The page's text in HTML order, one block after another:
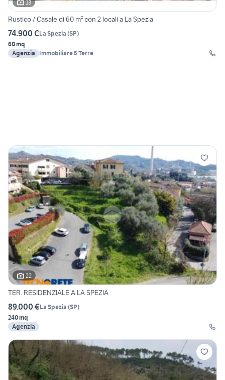
13
Rustico / Casale di 60 m² con 2 locali a La Spezia
74.900 €La Spezia (SP)
60 mq
Agenzia
Immobiliare 5 Terre
22
TER. RESIDENZIALE A LA SPEZIA
89.000 €La Spezia (SP)
240 mq
Agenzia